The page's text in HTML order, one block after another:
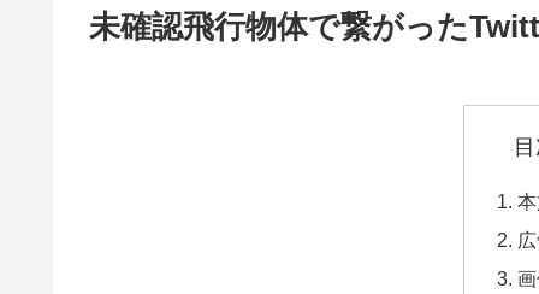
未確認飛行物体で繋がった